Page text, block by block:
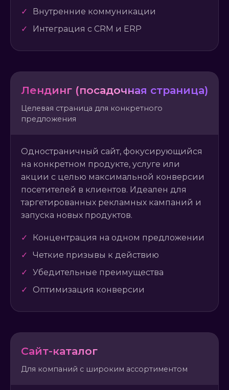
✓
Внутренние коммуникации
✓
Интеграция с CRM и ERP
Лендинг (посадочная страница)
Целевая страница для конкретного
предложения
Одностраничный сайт, фокусирующийся
на конкретном продукте, услуге или
акции с целью максимальной конверсии
посетителей в клиентов. Идеален для
таргетированных рекламных кампаний и
запуска новых продуктов.
✓
Концентрация на одном предложении
✓
Четкие призывы к действию
✓
Убедительные преимущества
✓
Оптимизация конверсии
Сайт-каталог
Для компаний с широким ассортиментом